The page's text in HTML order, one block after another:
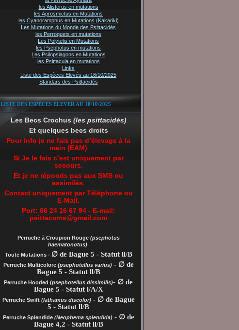
les Alisterus en mutations
les Aprosmictus en Mutations
les Cyanoramphus en Mutations (Kakariki)
Les Mutations du Monde des Psittacidés
les Perroquets en mutations
Les Polytelis en Mutations
les Psephotus en mutations
Les Psilopsiagons en Mutations
les Psittacula en mutations
Links
Liste des Espèces Elevés au 18/10/2025
Standars des Psittacidés
LISTE DES ESPÈCES ÉLEVER AU 18/10/2025
Les Becs Crochus (les psittacidés)
Et quelques becs droits
Pour info je ne fais pas d’élevage à la
main (EAM)
Si Je le fais c’est uniquement par
secours.
Et je ne réponds pas aux SMS ou
assimilés.
Contact uniquement par Téléphone ou
E-Mail.
Port: 06 24 16 67 94 - E-mail:
psittacoms@gmail.com
Perruche à Croupion Rouge(psephotus
haematonotus)
Toute Mutations - ∅ de Bague 5 - Statut ll/B
Perruche Multicolore (psephotellus varius)- ∅ de
Bague 5 - Statut ll/B
Perruche Hooded (psephotellus dissimilis)- ∅ de
Bague 5 - Statut l/A/X
Perruche Swift (lathamus discolor)- ∅ de Bague
5 - Statut ll/B
Perruche Splendide (Neophema splendida)- ∅ de
Bague 4,2 - Statut ll/B